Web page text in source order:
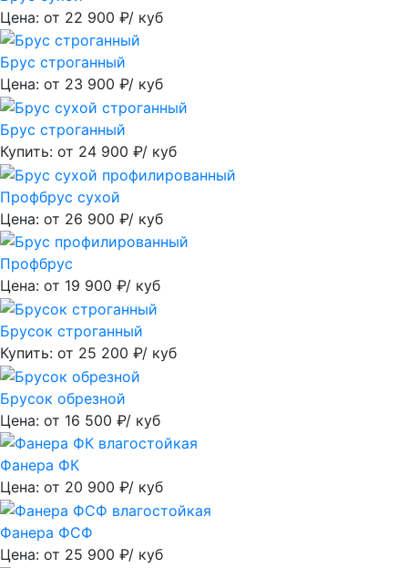
Цена: от 22 900 ₽/ куб
Брус строганный
Цена: от 23 900 ₽/ куб
Брус строганный
Купить: от 24 900 ₽/ куб
Профбрус сухой
Цена: от 26 900 ₽/ куб
Профбрус
Цена: от 19 900 ₽/ куб
Брусок строганный
Купить: от 25 200 ₽/ куб
Брусок обрезной
Цена: от 16 500 ₽/ куб
Фанера ФК
Цена: от 20 900 ₽/ куб
Фанера ФСФ
Цена: от 25 900 ₽/ куб